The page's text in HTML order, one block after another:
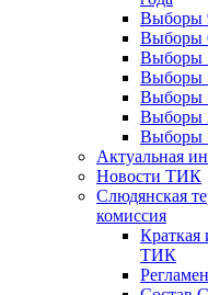
Выборы
Выборы
Выборы
Выборы
Выборы
Выборы
Выборы
Актуальная
Новости ТИК
Слюдянская
комиссия
Краткая
ТИК